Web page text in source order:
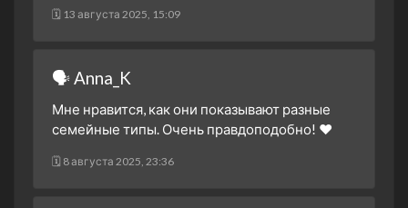
1 сезон 15 серия
14 октября 2024
1 сезон 13 серия
9 октября 2024
1 сезон 12 серия
🗓 13 августа 2025, 15:09
🗣 Anna_K
Мне нравится, как они показывают разные
семейные типы. Очень правдоподобно! ❤️
🗓 8 августа 2025, 23:36